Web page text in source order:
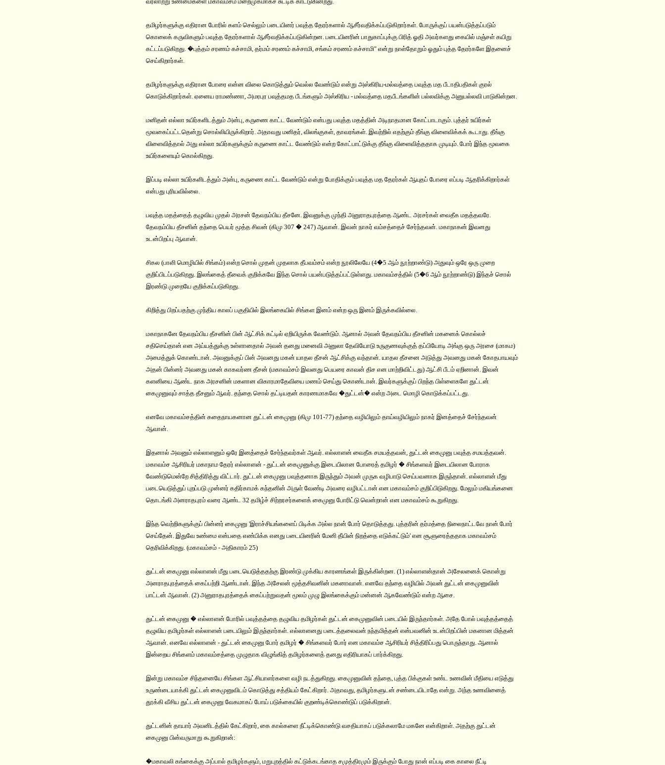
தமிழர்களுக்கு எதிரான போரில் களம் செல்லும் படையினர் பவுத்த தேரர்களால் ஆசீர்வதிக்கப்படுகிறார்கள். போருக்குப் பயன்படுத்தப்படும்
கொலைக் கருவிகளும் பவுத்த தேரர்களால் ஆசீர்வதிக்கப்படுகின்றன. படையினரின் பாதுகாப்புக்கு பிரித் ஓதி அவர்களது கையில் மஞ்சள் கயிறு
கட்டப்படுகிறது. �புத்தம் சரணம் கச்சாமி, தர்மம் சரணம் கச்சாமி, சங்கம் சரணம் கச்சாமி" என்று நாள்தோறும் ஓதும் புத்த தேரர்களே இதனைச்
செய்கிறார்கள்.
தமிழர்களுக்கு எதிரான போரை என்ன விலை கொடுத்தும் வெல்ல வேண்டும் என்று அஸ்கிரிய-மல்வத்தை பவுத்த மத பீடாதிபதிகள் குரல்
கொடுக்கிறார்கள். ஏனைய ராமண்ணா, அமரபுர பவுத்தமத பீடங்களும் அஸ்கிரிய - மல்வத்தை மதபீடங்களின் பல்லவிக்கு அனுபல்லவி பாடுகின்றன.
மனிதன் எல்லா உயிர்களிடத்தும் அன்பு, கருணை காட்ட வேண்டும் என்பது பவுத்த மதத்தின் அடிநாதமான கோட்பாடாகும். புத்தர் உயிர்கள்
மூவகைப்பட்டதென்று சொல்லியிருக்கிறார். அதாவது மனிதர், விலங்குகள், தாவரங்கள். இவற்றில் எதற்கும் தீங்கு விளைவிக்கக் கூடாது. தீங்கு
விளைவித்தால் அது எல்லா உயிர்களுக்கும் கருணை காட்ட வேண்டும் என்ற கோட்பாட்டுக்கு தீங்கு விளைவித்ததாக முடியும். போர் இந்த மூவகை
உயிர்களையும் கொல்கிறது.
இப்படி எல்லா உயிர்களிடத்தும் அன்பு, கருணை காட்ட வேண்டும் என்று போதிக்கும் பவுத்த மத தேரர்கள் ஆயுதப் போரை எப்படி ஆதரிக்கிறார்கள்
என்பது புரியவில்லை.
பவுத்த மதத்தைத் தழுவிய முதல் அரசன் தேவநம்பிய தீசனே. இவனுக்கு முந்தி அனுராதபுரத்தை ஆண்ட அரசர்கள் வைதீக மதத்தவரே.
தேவநம்பிய தீசனின் தந்தை பெயர் மூத்த சிவன் (கிமு 307 � 247) ஆவான். இவன் நாகர் வம்சத்தைச் சேர்ந்தவன். மகாநாகன் இவனது
உடன்பிறப்பு ஆவான்.
சிகல (பாளி மொழியில் சிங்கம்) என்ற சொல் முதன் முதலாக தீபவம்சம் என்ற நூலிலேயே (4�5 ஆம் நூற்றாண்டு) அதுவும் ஒரே ஒரு முறை
குறிப்பிடப்படுகிறது. இலங்கைத் தீவைக் குறிக்கவே இந்த சொல் பயன்படுத்தப்பட்டுள்ளது. மகாவம்சத்தில் (5�6 ஆம் நூற்றாண்டு) இந்தச் சொல்
இரண்டு முறையே குறிக்கப்படுகிறது.
கிறித்து பிறப்பதற்கு முந்திய காலப் பகுதியில் இலங்கையில் சிங்கள இனம் என்ற ஒரு இனம் இருக்கவில்லை.
மகாநாகனே தேவநம்பிய தீசனின் பின் ஆட்சிக் கட்டில் ஏறியிருக்க வேண்டும். ஆனால் அவன் தேவநம்பிய தீசனின் மகனைக் கொல்லச்
சதிசெய்தான் என அய்யத்துக்கு உள்ளானதால் அவன் தனது மனைவி அனுலா தேவியோடு உருகுணவுக்குத் தப்பியோடி அங்கு ஒரு அரசை (மாகம)
அமைத்துக் கொண்டான். அவனுக்குப் பின் அவனது மகன் யாதல தீசன் ஆட்சிக்கு வந்தான். யாதல தீசனை அடுத்து அவனது மகன் கோதபாயவும்
அதன் பின்னர் அவனது மகன் காகவர்ண தீசன் (மகாவம்சம் இவனது பெயரை காவன் திச என மாற்றிவிட்டது) ஆட்சி பீடம் ஏறினான். இவன்
களனியை ஆண்ட நாக அரசனின் மகளான விகாரமாதேவியை மணம் செய்து கொண்டான். இவர்களுக்குப் பிறந்த பிள்ளைகளே துட்டன்
கைமுனுவும் சாத்த தீசனும் ஆவர். தந்தை சொல் தட்டியதன் காரணமாகவே �துட்டன்� என்ற அடை மொழி கொடுக்கப்பட்டது.
எனவே மகாவம்சத்தின் கதைநாயகனான துட்டன் கைமுனு (கிமு 101-77) தந்தை வழியிலும் தாய்வழியிலும் நாகர் இனத்தைச் சேர்ந்தவன்
ஆவான்.
இதனால் அவனும் எல்லாளனும் ஒரே இனத்தைச் சேர்ந்தவர்கள் ஆவர். எல்லாளன் வைதீக சமயத்தவன், துட்டன் கைமுனு பவுத்த சமயத்தவன்.
மகாவம்ச ஆசிரியர் மகாநாம தேரர் எல்லாளன் - துட்டன் கைமுனுக்கு இடையிலான போரைத் தமிழர் � சிங்களவர் இடையிலான போராக
வேண்டுமென்றே சித்திரித்து விட்டார். துட்டன் கைமுனு பவுத்தனாக இருந்தும் அவன் முருக வழிபாடு செய்பவனாக இருந்தான். எல்லாளன் மீது
படையெடுத்துப் புறப்படு முன்னர் கதிர்காமக் கந்தனின் அருள் வேண்டி அவரை வழிபட்டான் என மகாவம்சம் குறிப்பிடுகிறது. மேலும் மகியங்கனை
தொடங்கி அனராதபுரம் வரை ஆண்ட 32 தமிழ்ச் சிற்றரசர்களைக் கைமுனு போரிட்டு வென்றான் என மகாவம்சம் கூறுகிறது.
இந்த வெற்றிகளுக்குப் பின்னர் கைமுனு 'இராச்சியங்களைப் பிடிக்க அல்ல நான் போர் தொடுத்தது. புத்தரின் தர்மத்தை நிலைநாட்டவே நான் போர்
செய்தேன். இதுவே உண்மை என்பதை எண்பிக்க எனது படையினரின் மேனி தீயின் நிறத்தை எடுக்கட்டும்' என சூளுரைத்ததாக மகாவம்சம்
தெரிவிக்கிறது. (மகாவம்சம் - அதிகாரம் 25)
துட்டன் கைமுனு எல்லாளன் மீது படையெடுத்ததற்கு இரண்டு முக்கிய காரணங்கள் இருக்கின்றன. (1) எல்லாளன்தான் அசேலனைக் கொன்று
அனராதபுரத்தைக் கைப்பற்றி ஆண்டான். இந்த அசேலன் மூத்தசிவனின் மகனாவான். எனவே தந்தை வழியில் அவன் துட்டன் கைமுனுவின்
பாட்டன் ஆவான். (2) அனுராதபுரத்தைக் கைப்பற்றுவதன் மூலம் முழு இலங்கைக்கும் மன்னன் ஆகவேண்டும் என்ற ஆசை.
துட்டன் கைமுனு � எல்லாளன் போரில் பவுத்தத்தை தழுவிய தமிழர்கள் துட்டன் கைமுனுவின் படையில் இருந்தார்கள். அதே போல் பவுத்தத்தைத்
தழுவிய தமிழர்கள் எல்லாளன் படையிலும் இருந்தார்கள். எல்லாளனது படைத்தலைவன் நந்தமித்தன் என்பவனின் உடன்பிறப்பின் மகனான மித்தன்
ஆவான். எனவே எல்லாளன் - துட்டன் கைமுனு போர் தமிழர் � சிங்களவர் போர் என மகாவம்ச ஆசிரியர் சித்திரிப்பது பொருந்தாது. ஆனால்
இன்றைய சிங்களம் மகாவம்சத்தை முழுதாக விழுங்கித் தமிழர்களைத் தனது எதிரியாகப் பார்க்கிறது.
இன்று மகாவம்ச சிந்தனையே சிங்கள ஆட்சியாளர்களை வழி நடத்துகிறது. கைமுனுவின் தந்தை, புத்த பிக்குகள் உண்ட உணவின் மீதியை எடுத்து
உருண்டையாக்கி துட்டன் கைமுனுவிடம் கொடுத்து சத்தியம் கேட்கிறார். அதாவது, தமிழர்களுடன் சண்டையிடாதே என்று. அந்த உணவினைத்
தூக்கி வீசிய துட்டன் கைமுனு வேகமாகப் போய் படுக்கையில் குறண்டிக்கொண்டுப் படுக்கிறான்.
துட்டனின் தாயார் அவனிடத்தில் கேட்கிறார், கை கால்களை நீட்டிக்கொண்டு வசதியாகப் படுக்கலாமே மகனே என்கிறாள். அதற்கு துட்டன்
கைமுனு பின்வருமாறு கூறுகிறான்:
�மகாவலி கங்கைக்கு அப்பால் தமிழர்களும், மறுபுறத்தில் கட்டுக்கடங்காத சமுத்திரமும் இருக்கும் போது நான் எப்படி கை காலை நீட்டி